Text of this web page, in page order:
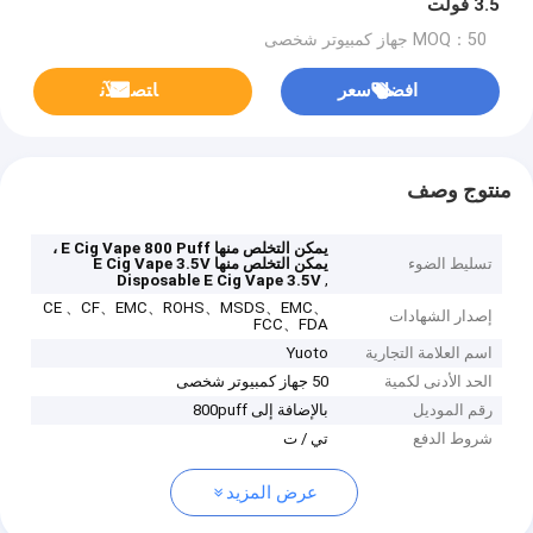
3.5 فولت
MOQ：50 جهاز كمبيوتر شخصى
افضل سعر ﺎﺘﺼﻟ ﺍﻶﻧ
منتوج وصف
تسليط الضوء
يمكن التخلص منها E Cig Vape 800 Puff ،
يمكن التخلص منها E Cig Vape 3.5V
,
Disposable E Cig Vape 3.5V
إصدار الشهادات
CE 、CF、EMC、ROHS、MSDS、EMC、
FCC、FDA
اسم العلامة التجارية
Yuoto
الحد الأدنى لكمية
50 جهاز كمبيوتر شخصى
رقم الموديل
بالإضافة إلى 800puff
شروط الدفع
تي / ت
عرض المزيد